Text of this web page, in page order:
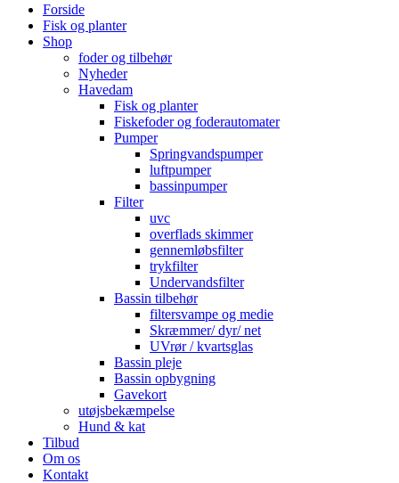
Forside
Fisk og planter
Shop
foder og tilbehør
Nyheder
Havedam
Fisk og planter
Fiskefoder og foderautomater
Pumper
Springvandspumper
luftpumper
bassinpumper
Filter
uvc
overflads skimmer
gennemløbsfilter
trykfilter
Undervandsfilter
Bassin tilbehør
filtersvampe og medie
Skræmmer/ dyr/ net
UVrør / kvartsglas
Bassin pleje
Bassin opbygning
Gavekort
utøjsbekæmpelse
Hund & kat
Tilbud
Om os
Kontakt